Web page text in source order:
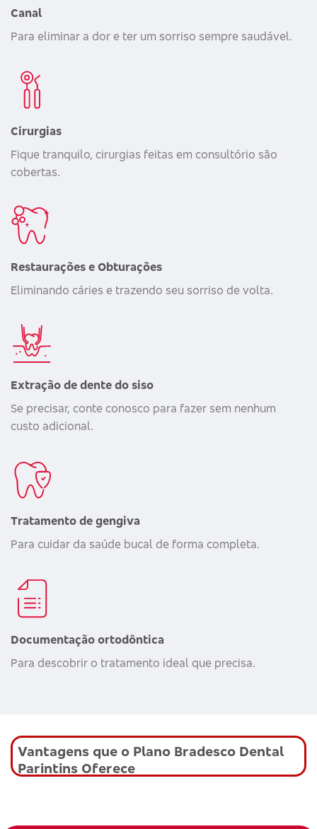
Canal
Para eliminar a dor e ter um sorriso sempre saudável.
Cirurgias
Fique tranquilo, cirurgias feitas em consultório são
cobertas.
Restaurações e Obturações
Eliminando cáries e trazendo seu sorriso de volta.
Extração de dente do siso
Se precisar, conte conosco para fazer sem nenhum
custo adicional.
Tratamento de gengiva
Para cuidar da saúde bucal de forma completa.
Documentação ortodôntica
Para descobrir o tratamento ideal que precisa.
Vantagens que o Plano Bradesco Dental
Parintins Oferece